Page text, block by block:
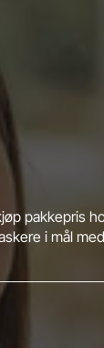
pakkepris
i mål